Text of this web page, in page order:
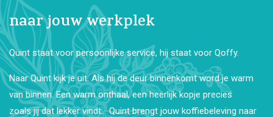
naar jouw werkplek
Quint staat voor persoonlijke service, hij staat voor Qoffy.
Naar Quint kijk je uit. Als hij de deur binnenkomt word je warm
van binnen. Een warm onthaal, een heerlijk kopje precies
zoals jij dat lekker vindt... Quint brengt jouw koffiebeleving naar